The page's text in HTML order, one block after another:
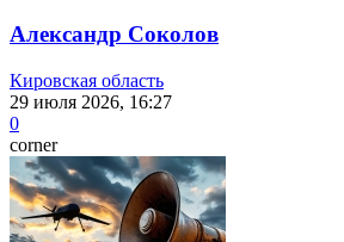
Александр Соколов
Кировская область
29 июля 2026, 16:27
0
corner